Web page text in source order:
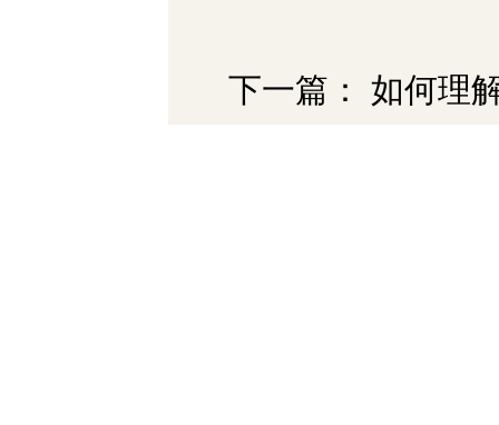
下一篇： 如何理